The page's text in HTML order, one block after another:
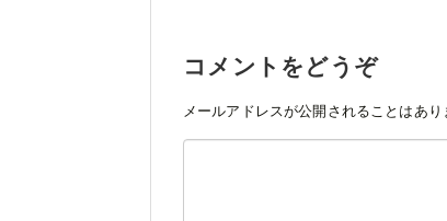
コメントをどうぞ
メールアドレスが公開されることはあり